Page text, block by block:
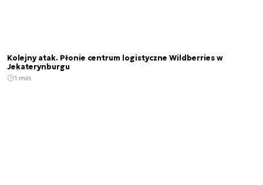
Kolejny atak. Płonie centrum logistyczne Wildberries w
Jekaterynburgu
1 min.